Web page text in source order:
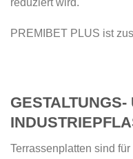
PREMIBET PLUS ist
GESTALTUNGS-
Terrassenplatten sind